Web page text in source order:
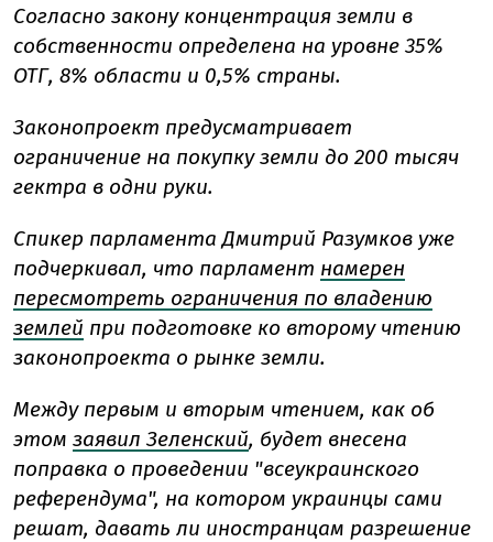
Согласно закону концентрация земли в
собственности определена на уровне 35%
ОТГ, 8% области и 0,5% страны.
Законопроект предусматривает
ограничение на покупку земли до 200 тысяч
гектра в одни руки.
Спикер парламента Дмитрий Разумков уже
подчеркивал, что парламент намерен
пересмотреть ограничения по владению
землей при подготовке ко второму чтению
законопроекта о рынке земли.
Между первым и вторым чтением, как об
этом заявил Зеленский, будет внесена
поправка о проведении "всеукраинского
референдума", на котором украинцы сами
решат, давать ли иностранцам разрешение